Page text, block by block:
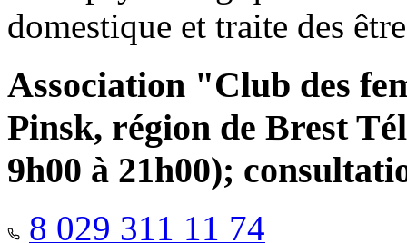
domestique et traite des
Association "Club des
Pinsk, région de Brest
9h00 à 21h00);
8 029 311 11 74